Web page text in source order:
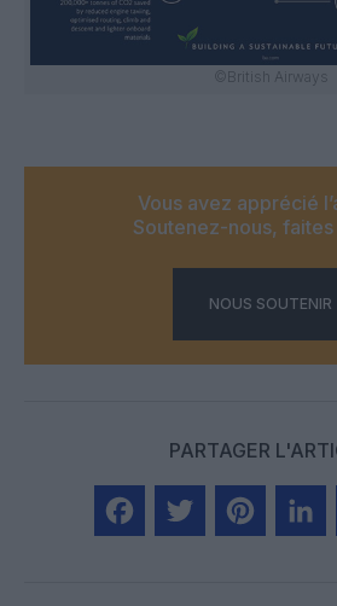
©British Airways
Vous avez apprécié
Soutenez-nous, faites
NOUS SOUTENIR
PARTAGER